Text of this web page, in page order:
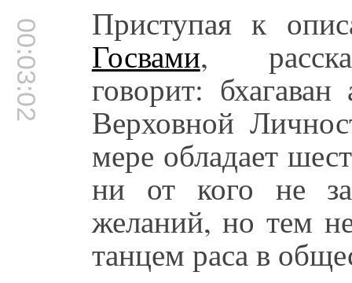
00:03:02 Приступая к
Госвами,
говорит:
Верховной
мере обладает
ни от кого не
желаний, но тем
танцем раса в